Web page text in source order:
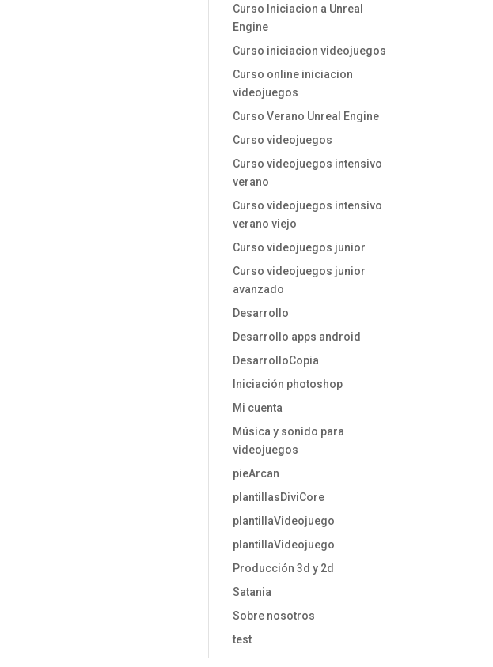
Curso Iniciacion a Unreal
Engine
Curso iniciacion videojuegos
Curso online iniciacion
videojuegos
Curso Verano Unreal Engine
Curso videojuegos
Curso videojuegos intensivo
verano
Curso videojuegos intensivo
verano viejo
Curso videojuegos junior
Curso videojuegos junior
avanzado
Desarrollo
Desarrollo apps android
DesarrolloCopia
Iniciación photoshop
Mi cuenta
Música y sonido para
videojuegos
pieArcan
plantillasDiviCore
plantillaVideojuego
plantillaVideojuego
Producción 3d y 2d
Satania
Sobre nosotros
test